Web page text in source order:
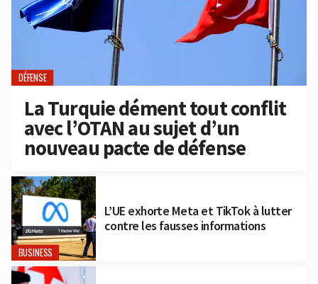
DÉFENSE
La Turquie dément tout conflit
avec l’OTAN au sujet d’un
nouveau pacte de défense
BUSINESS
L’UE exhorte Meta et TikTok à lutter
contre les fausses informations